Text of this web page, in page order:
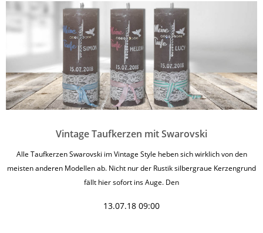
Vintage Taufkerzen mit Swarovski
Alle Taufkerzen Swarovski im Vintage Style heben sich wirklich von den
meisten anderen Modellen ab. Nicht nur der Rustik silbergraue Kerzengrund
fällt hier sofort ins Auge. Den
13.07.18 09:00